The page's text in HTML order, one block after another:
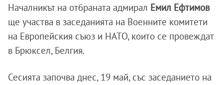
Началникът на отбраната адмирал Емил Ефтимов
ще участва в заседанията на Военните комитети
на Европейския съюз и НАТО, които се провеждат
в Брюксел, Белгия.
Сесията започва днес, 19 май, със заседанието на